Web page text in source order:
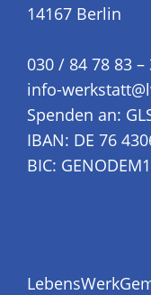
14167 Berlin
030 / 84 78 83 –
info-
Spenden an:
IBAN: DE 76
BIC: